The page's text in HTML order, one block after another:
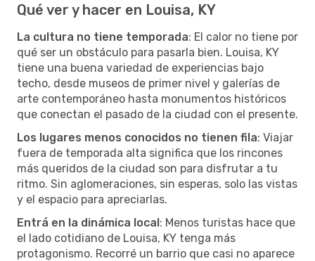
Qué ver y hacer en Louisa, KY
La cultura no tiene temporada: El calor no tiene por
qué ser un obstáculo para pasarla bien. Louisa, KY
tiene una buena variedad de experiencias bajo
techo, desde museos de primer nivel y galerías de
arte contemporáneo hasta monumentos históricos
que conectan el pasado de la ciudad con el presente.
Los lugares menos conocidos no tienen fila: Viajar
fuera de temporada alta significa que los rincones
más queridos de la ciudad son para disfrutar a tu
ritmo. Sin aglomeraciones, sin esperas, solo las vistas
y el espacio para apreciarlas.
Entrá en la dinámica local: Menos turistas hace que
el lado cotidiano de Louisa, KY tenga más
protagonismo. Recorré un barrio que casi no aparece